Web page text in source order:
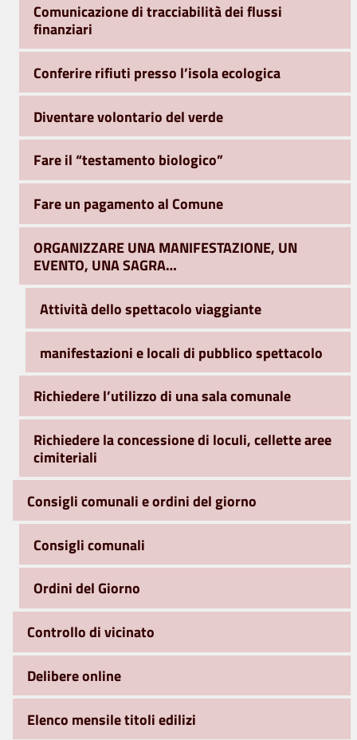
Comunicazione di tracciabilità dei flussi
finanziari
Conferire rifiuti presso l’isola ecologica
Diventare volontario del verde
Fare il “testamento biologico”
Fare un pagamento al Comune
ORGANIZZARE UNA MANIFESTAZIONE, UN
EVENTO, UNA SAGRA…
Attività dello spettacolo viaggiante
manifestazioni e locali di pubblico spettacolo
Richiedere l’utilizzo di una sala comunale
Richiedere la concessione di loculi, cellette aree
cimiteriali
Consigli comunali e ordini del giorno
Consigli comunali
Ordini del Giorno
Controllo di vicinato
Delibere online
Elenco mensile titoli edilizi